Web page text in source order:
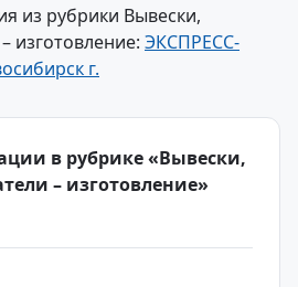
из рубрики Вывески,
изготовление: ЭКСПРЕСС-
г.
в рубрике «Вывески,
– изготовление»